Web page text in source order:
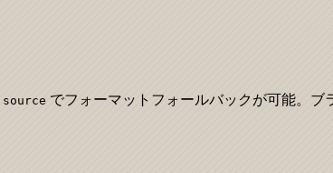
source でフォーマットフォールバックが可能。ブ